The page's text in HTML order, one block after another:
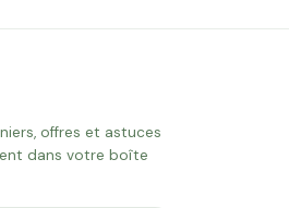
offres et astuces
dans votre boîte